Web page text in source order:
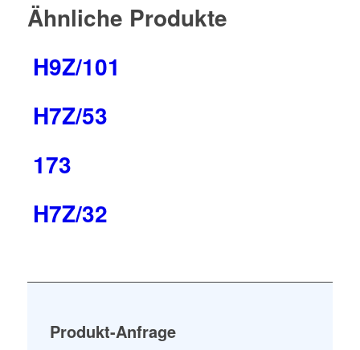
Ähnliche Produkte
H9Z/101
H7Z/53
173
H7Z/32
Produkt-Anfrage